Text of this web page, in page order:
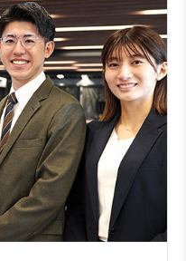
7,490円～/日
1R
詳しく見る
8,060円～/日
1R